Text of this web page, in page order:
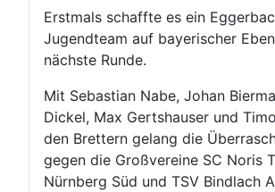
Erstmals schaffte es ein
Jugendteam auf bayerischer
nächste Runde.
Mit Sebastian Nabe, Johan
Dickel, Max Gertshauser und
den Brettern gelang die
gegen die Großvereine SC Noris
Nürnberg Süd und TSV Bindlach